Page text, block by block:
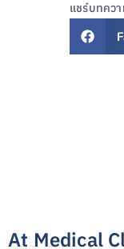
แชร์บทคว
At Medical